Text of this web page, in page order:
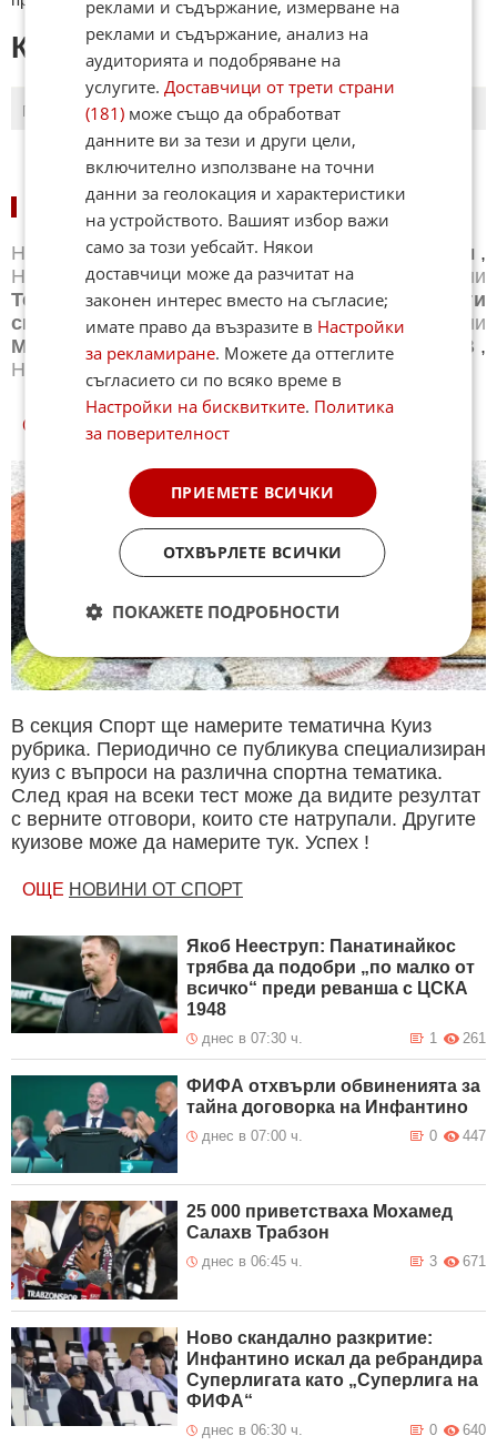
КОМЕНТАРИ КЪМ СТАТИЯТА
ПОСЛЕДНИ ПЪРВИ
НОВИНИ ПО СПОРТОВЕ:
Новини Бг футбол ,Новини Световен футбол ,
Новини
Баскетбол ,Новини Волейбол
Новини
Тенис
,Новини Бойни спортове ,Новини
Други
спортове , Новини Лека атлетика ,
Новини
Моторни спортове ,Новини Спортът по ТВ ,
Новини
Зимни спортове
СПОРТ КУИЗОВЕ
В секция Спорт ще намерите тематична Куиз
рубрика. Периодично се публикува специализиран
куиз с въпроси на различна спортна тематика.
След края на всеки тест може да видите резултат
с верните отговори, които сте натрупали. Другите
куизове може да намерите тук. Успех !
ОЩЕ НОВИНИ ОТ СПОРТ
Якоб Нееструп: Панатинайкос
трябва да подобри „по малко от
всичко“ преди реванша с ЦСКА
1948
днес в 07:30 ч. 261
1
ФИФА отхвърли обвиненията за
тайна договорка на Инфантино
днес в 07:00 ч. 447
0
25 000 приветстваха Мохамед
Салахв Трабзон
днес в 06:45 ч. 671
3
Ново скандално разкритие:
Инфантино искал да ребрандира
Суперлигата като „Суперлига на
ФИФА“
днес в 06:30 ч. 640
0
реклами и съдържание, измерване на
реклами и съдържание, анализ на
аудиторията и подобряване на
услугите.Доставчици от трети страни
(181) може също да обработват
данните ви за тези и други цели,
включително използване на точни
данни за геолокация и характеристики
на устройството. Вашият избор важи
само за този уебсайт. Някои
доставчици може да разчитат на
законен интерес вместо на съгласие;
имате право да възразите в Настройки
за рекламиране. Можете да оттеглите
съгласието си по всяко време в
Настройки на бисквитките. Политика
за поверителност
ПРИЕМЕТЕ ВСИЧКИ
ОТХВЪРЛЕТЕ ВСИЧКИ
ПОКАЖЕТЕ ПОДРОБНОСТИ